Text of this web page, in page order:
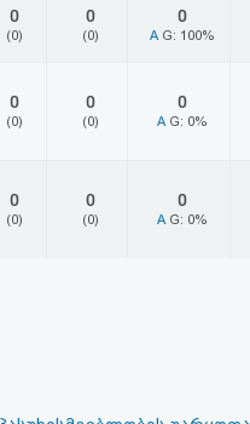
0
(0)
0
(0)
0
A G: 100%
0
(0)
0
(0)
0
A G: 0%
0
(0)
0
(0)
0
A G: 0%